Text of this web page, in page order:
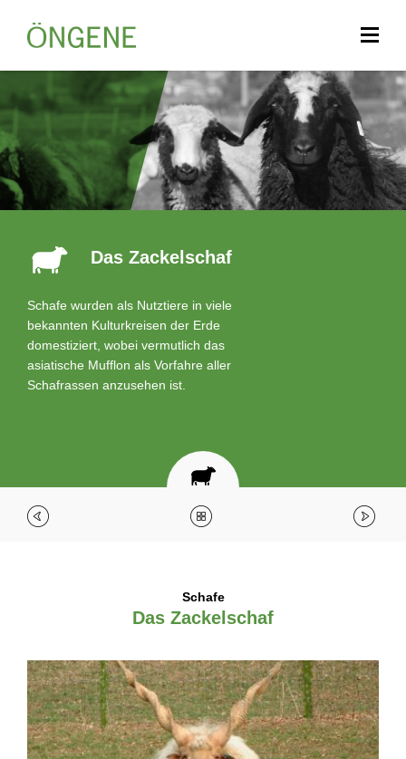
Das Zackelschaf
Schafe wurden als Nutztiere in viele
bekannten Kulturkreisen der Erde
domestiziert, wobei vermutlich das
asiatische Mufflon als Vorfahre aller
Schafrassen anzusehen ist.
Schafe
Das Zackelschaf